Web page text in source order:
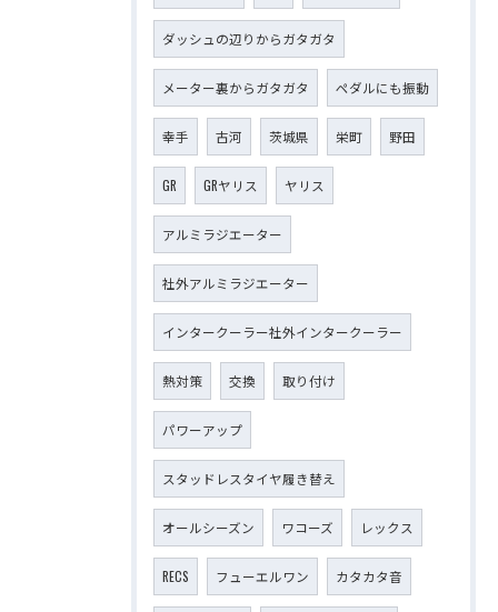
ダッシュの辺りからガタガタ
メーター裏からガタガタ ペダルにも振動
幸手 古河 茨城県 栄町 野田
GR GRヤリス ヤリス
アルミラジエーター
社外アルミラジエーター
インタークーラー社外インタークーラー
熱対策 交換 取り付け
パワーアップ
スタッドレスタイヤ履き替え
オールシーズン ワコーズ レックス
RECS フューエルワン カタカタ音